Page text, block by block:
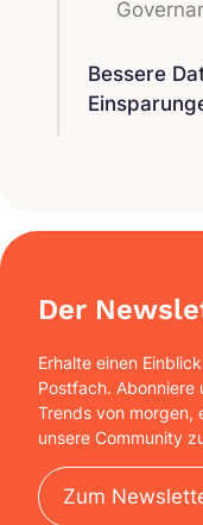
Bessere
Der
Erhalte einen
Postfach. Abonniere
Trends von morgen,
unsere Community
Zum